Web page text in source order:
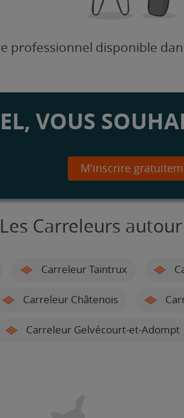
professionnel disponible
VOUS
M'inscrire
Les Carreleurs
Carreleur Taintrux
Carreleur Châtenois
Carreleur Gelvécourt-et-Adompt